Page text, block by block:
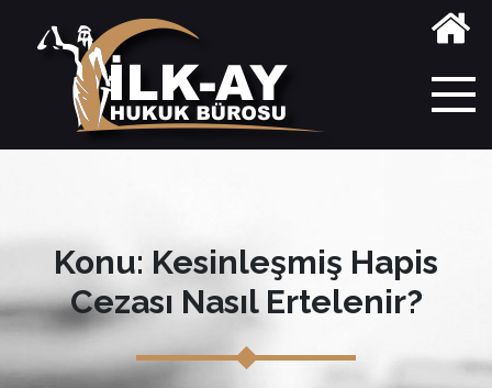
Konu: Kesinleşmiş Hapis
Cezası Nasıl Ertelenir?